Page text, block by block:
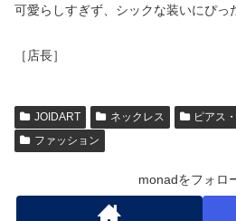
可愛らしすぎず、シックな装いにぴっ
［店長］
JOIDART ネックレス
ピアス
ファッション
monadをフォロ